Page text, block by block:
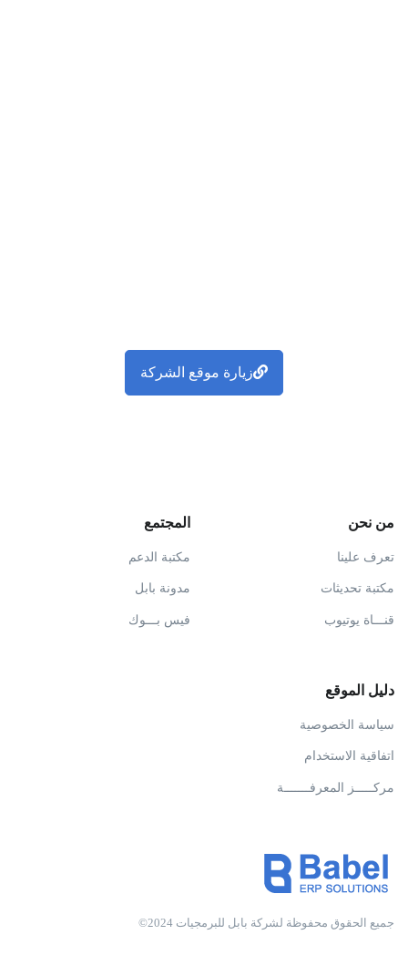
زيارة موقع الشركة
من نحن
تعرف علينا
مكتبة تحديثات
قنـــاة يوتيوب
المجتمع
مكتبة الدعم
مدونة بابل
فيس بـــوك
دليل الموقع
سياسة الخصوصية
اتفاقية الاستخدام
مركـــــز المعرفـــــــة
جميع الحقوق محفوظة لشركة بابل للبرمجيات 2024©